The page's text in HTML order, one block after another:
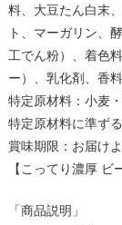
料、大豆たん白末
ト、マーガリン、
工でん粉）、着色
ー）、乳化剤、香
特定原材料：小麦
特定原材料に準ず
賞味期限：お届け
【こってり濃厚 ビ
「商品説明」